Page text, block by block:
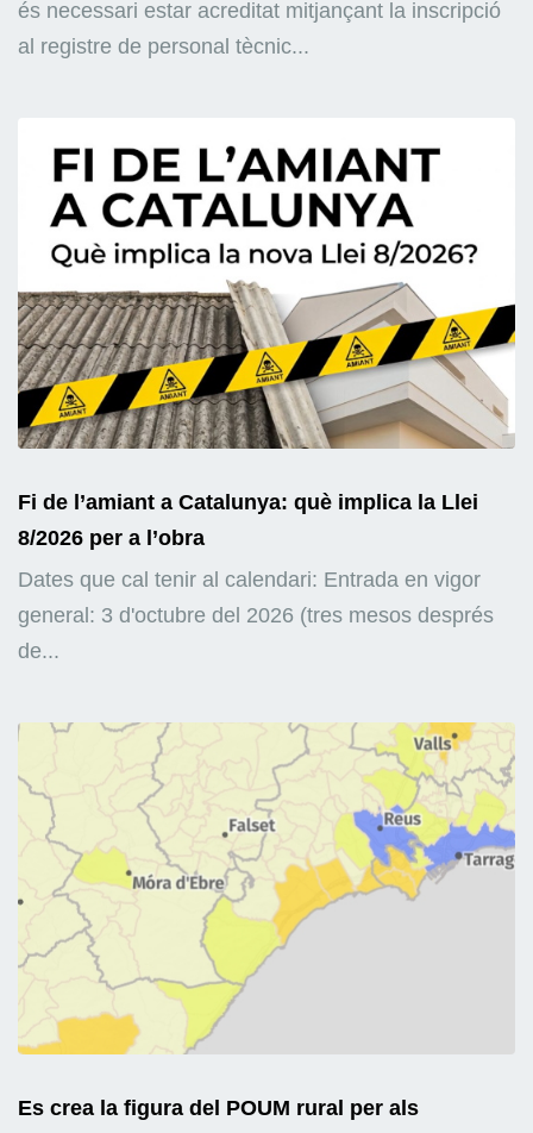
és necessari estar acreditat mitjançant la inscripció
al registre de personal tècnic...
Fi de l’amiant a Catalunya: què implica la Llei
8/2026 per a l’obra
Dates que cal tenir al calendari: Entrada en vigor
general: 3 d'octubre del 2026 (tres mesos després
de...
Es crea la figura del POUM rural per als